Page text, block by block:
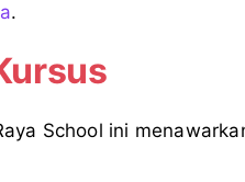
.
School ini